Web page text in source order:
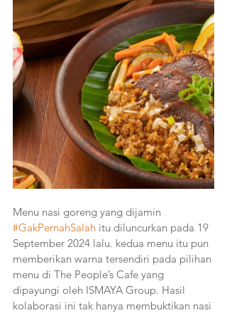
Menu nasi goreng yang dijamin
#GakPernahSalah itu diluncurkan pada 19
September 2024 lalu. kedua menu itu pun
memberikan warna tersendiri pada pilihan
menu di The People’s Cafe yang
dipayungi oleh ISMAYA Group. Hasil
kolaborasi ini tak hanya membuktikan nasi